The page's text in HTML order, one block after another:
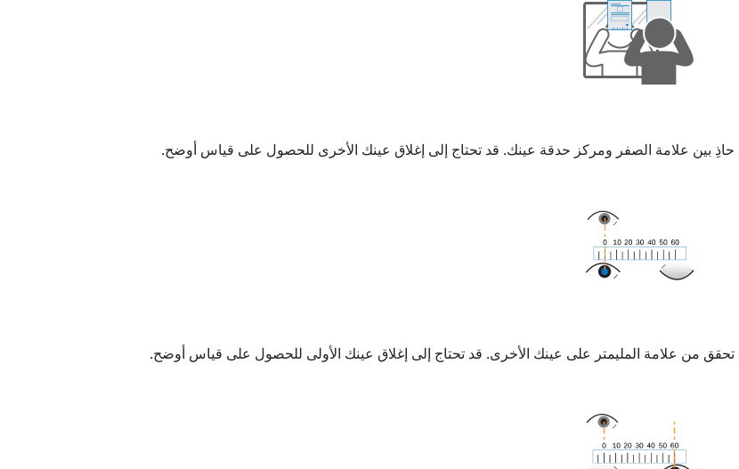
حاذِ بين علامة الصفر ومركز حدقة عينك. قد تحتاج إلى إغلاق عينك الأخرى للحصول على قياس أوضح.
تحقق من علامة المليمتر على عينك الأخرى. قد تحتاج إلى إغلاق عينك الأولى للحصول على قياس أوضح.